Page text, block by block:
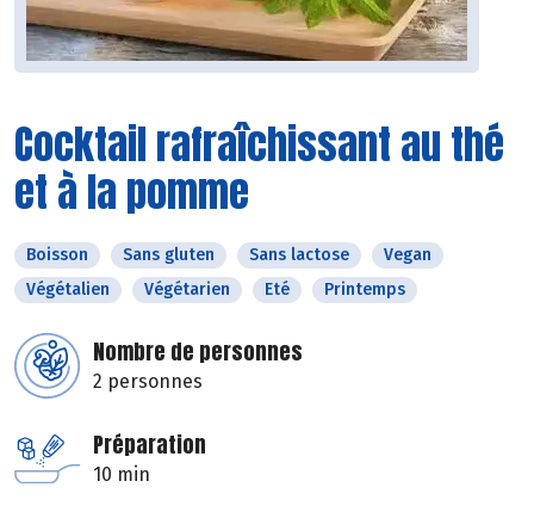
Cocktail rafraîchissant au thé
et à la pomme
Boisson Sans gluten Sans lactose
Vegan
Végétalien
Végétarien Eté Printemps
Nombre de personnes
2 personnes
Préparation
10 min